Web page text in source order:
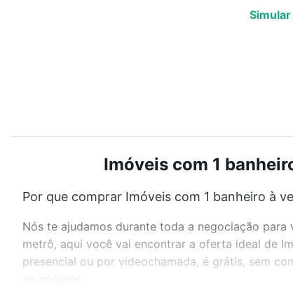
Imóveis com 1
Por que comprar Imóveis com 1 banheiro à
Nós te ajudamos durante toda a negociação
metrô, aqui você vai encontrar a oferta ideal de
presencial ou por videochamada, é grátis, sem